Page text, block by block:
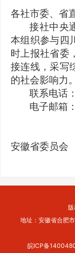
各社市委、省
接社中央
本组织参与四
时上报社省委
接连线，采写
的社会影响力。
联系电话
电子邮箱
安徽省委员会
地址：安徽省合肥
皖ICP备